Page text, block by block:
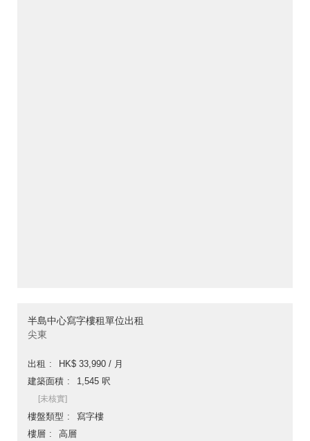
半島中心寫字樓租單位出租
尖東
出租
HK$ 33,990 / 月
建築面積
1,545 呎
[未核實]
樓盤類型
寫字樓
樓層
高層